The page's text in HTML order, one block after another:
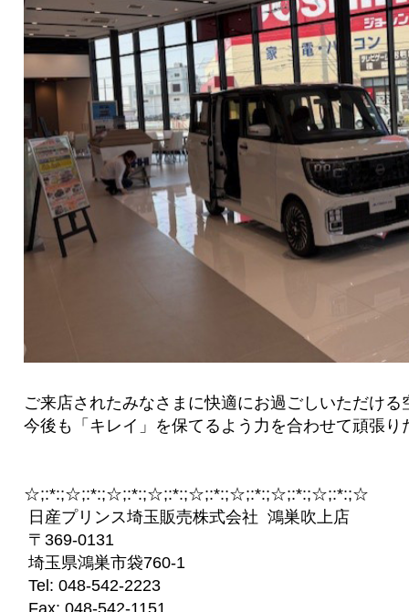
ご来店されたみなさまに快適にお過ごしいただける
今後も「キレイ」を保てるよう力を合わせて頑張り
☆;:*:;☆;:*:;☆;:*:;☆;:*:;☆;:*:;☆;:*:;☆;:*:;☆;:*:;☆
日産プリンス埼玉販売株式会社 鴻巣吹上店
〒369-0131
埼玉県鴻巣市袋760-1
Tel: 048-542-2223
Fax: 048-542-1151